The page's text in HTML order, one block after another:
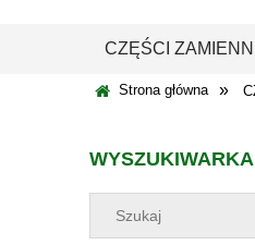
CZĘŚCI
Strona główna »
WYSZUKIWARKA